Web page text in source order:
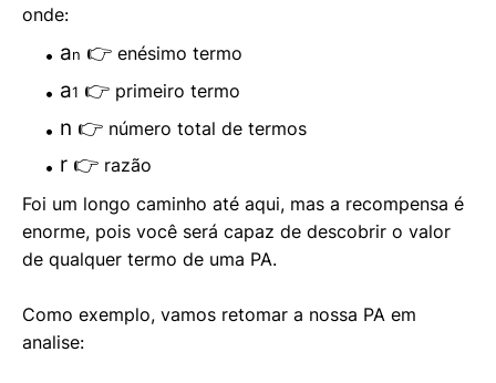
onde:
an 👉 enésimo termo
a1 👉 primeiro termo
n 👉 número total de termos
r 👉 razão
Foi um longo caminho até aqui, mas a recompensa é
enorme, pois você será capaz de descobrir o valor
de qualquer termo de uma PA.
Como exemplo, vamos retomar a nossa PA em
analise: